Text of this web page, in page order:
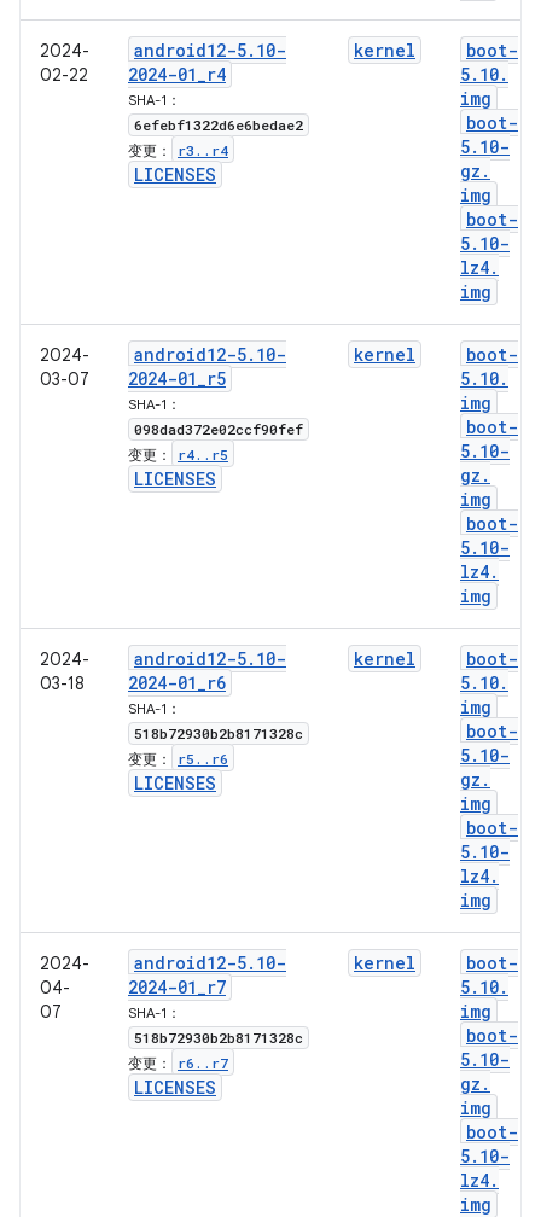
2024-
02-22
android12-5. 10-
2024-01_r4
SHA-1：
6efebf1322d6e6bedae2
变更： r3 . . r4
LICENSES
kernel
boot-
5. 10.
img
boot-
5. 10-
gz .
img
boot-
5. 10-
lz4.
img
2024-
03-07
android12-5. 10-
2024-01_r5
SHA-1：
098dad372e02ccf90fef
变更： r4. . r5
LICENSES
kernel
boot-
5. 10.
img
boot-
5. 10-
gz .
img
boot-
5. 10-
lz4.
img
2024-
03-18
android12-5. 10-
2024-01_r6
SHA-1：
518b72930b2b8171328c
变更： r5 . . r6
LICENSES
kernel
boot-
5. 10.
img
boot-
5. 10-
gz .
img
boot-
5. 10-
lz4.
img
2024-
04-
07
android12-5. 10-
2024-01_r7
SHA-1：
518b72930b2b8171328c
变更： r6 . . r7
LICENSES
kernel
boot-
5. 10.
img
boot-
5. 10-
gz .
img
boot-
5. 10-
lz4.
img